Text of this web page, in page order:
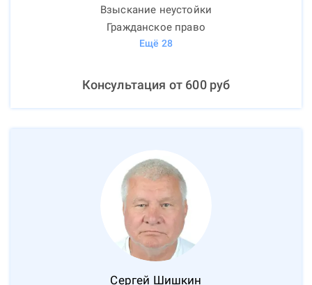
Взыскание неустойки
Гражданское право
Ещё 28
Консультация от 600руб
Сергей Шишкин